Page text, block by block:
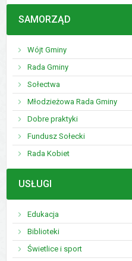
MENU
SAMORZĄD
Wójt Gminy
Rada Gminy
Sołectwa
Młodzieżowa Rada Gminy
Dobre praktyki
Fundusz Sołecki
Rada Kobiet
MENU
USŁUGI
Edukacja
Biblioteki
Świetlice i sport